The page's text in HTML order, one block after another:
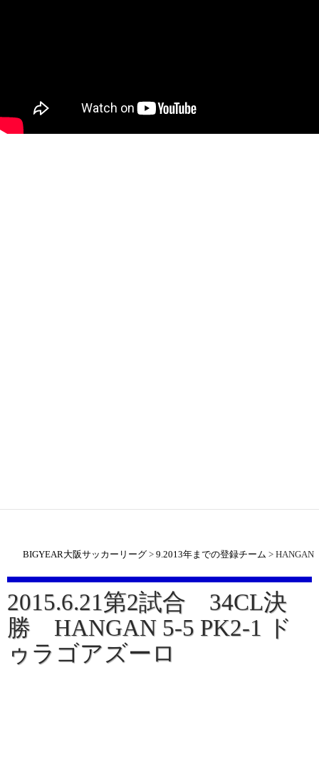
BIGYEAR大阪サッカーリーグ > 9.2013年までの登録チーム > HANGAN
2015.6.21第2試合 34CL決
勝 HANGAN 5-5 PK2-1 ド
ゥラゴアズーロ